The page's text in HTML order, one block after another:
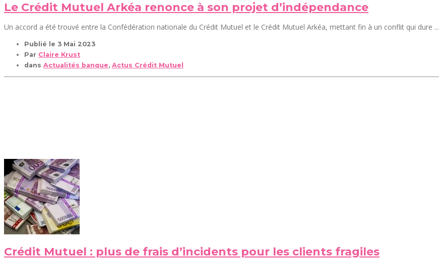
Le Crédit Mutuel Arkéa renonce à son projet d’indépendance
Un accord a été trouvé entre la Confédération nationale du Crédit Mutuel et le Crédit Mutuel Arkéa, mettant fin à un conflit qui dure ...
Publié le 3 Mai 2023
Par Claire Krust
dans Actualités banque, Actus Crédit Mutuel
Crédit Mutuel : plus de frais d’incidents pour les clients fragiles